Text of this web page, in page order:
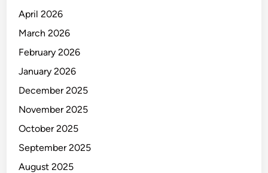
April 2026
March 2026
February 2026
January 2026
December 2025
November 2025
October 2025
September 2025
August 2025